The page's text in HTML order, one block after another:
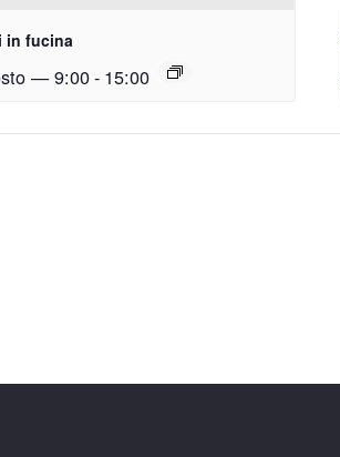
in fucina
— 9:00- 15:00